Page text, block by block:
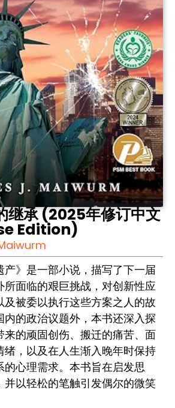
继承 (2025年修订中文
Edition)
产》是一部小说，描写了下一届
所面临的艰巨挑战，对创新性应
及被委以执行这些方案之人的故
内的政治议题外，本书还深入探
来的顽固创伤、搬迁的痛苦、面
绪，以及在人生渐入晚年时保持
的心理需求。本书旨在启发思
并以轻松的笔触引发偶尔的微笑